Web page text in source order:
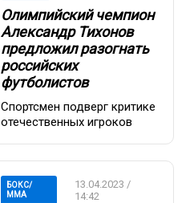
Олимпийский чемпион
Александр Тихонов
предложил разогнать
российских
футболистов
Спортсмен подверг критике
отечественных игроков
БОКС/
ММА
13.04.2023 /
14:42